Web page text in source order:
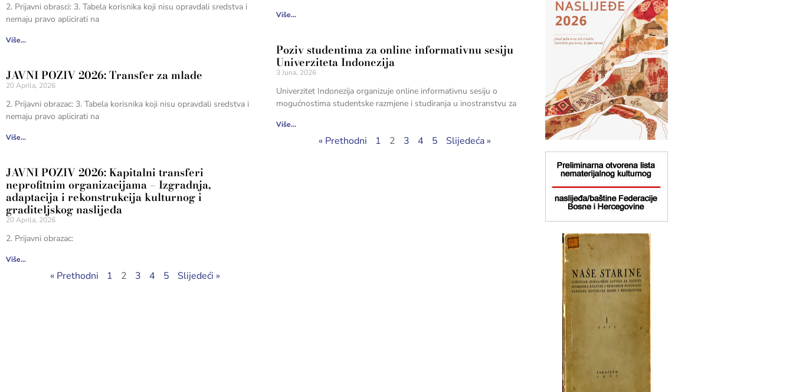
2. Prijavni obrasci: 3. Tabela korisnika koji nisu opravdali sredstva i
nemaju pravo aplicirati na
Više...
JAVNI POZIV 2026: Transfer za mlade
20 Aprila, 2026
2. Prijavni obrazac: 3. Tabela korisnika koji nisu opravdali sredstva i
nemaju pravo aplicirati na
Više...
JAVNI POZIV 2026: Kapitalni transferi
neprofitnim organizacijama – Izgradnja,
adaptacija i rekonstrukcija kulturnog i
graditeljskog naslijeđa
20 Aprila, 2026
2. Prijavni obrazac:
Više...
« Prethodni 1 2 3 4 5 Slijedeći »
Više...
Poziv studentima za online informativnu sesiju
Univerziteta Indonezija
3 Juna, 2026
Univerzitet Indonezija organizuje online informativnu sesiju o
mogućnostima studentske razmjene i studiranja u inostranstvu za
Više...
« Prethodni 1 2 3 4 5 Slijedeća »